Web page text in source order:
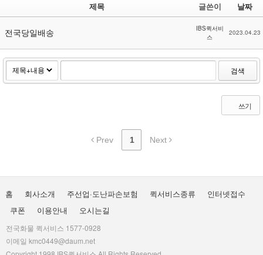
제목 글쓴이 날짜
전국당일배송
IBS퀵서비
스
2023.04.23
검색
쓰기
Prev 1 Next
홈 회사소개 주선업·도난파손보험 퀵서비스종류
인터넷접수
쿠폰
이용안내 오시는길
전국화물 퀵서비스 1577-0928
이메일 kmc0449@daum.net